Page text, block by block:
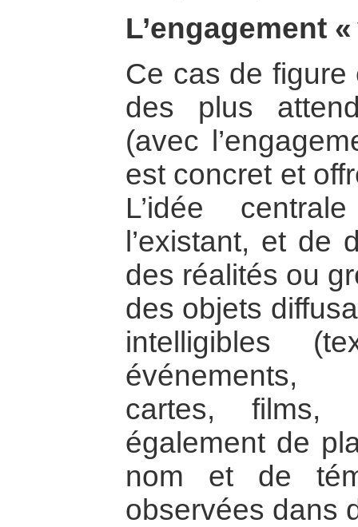
L’engagement
Ce cas de figure
des plus
(avec
est concret et
L’idée
l’existant, et de
des réalités ou
des objets
intelligibles
événements,
cartes, films,
également de
nom et de
observées dans